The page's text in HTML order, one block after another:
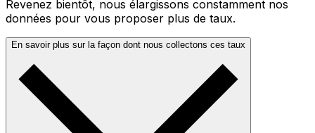
Revenez bientôt, nous élargissons constamment nos
données pour vous proposer plus de taux.
En savoir plus sur la façon dont nous collectons ces taux